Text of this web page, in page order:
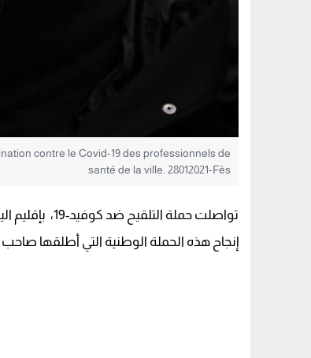
contre le Covid-19 des professionnels de
santé de la ville. 28012021-Fès
تواصلت حملة
إنجاح هذه الحملة الوطنية التي أطلقها